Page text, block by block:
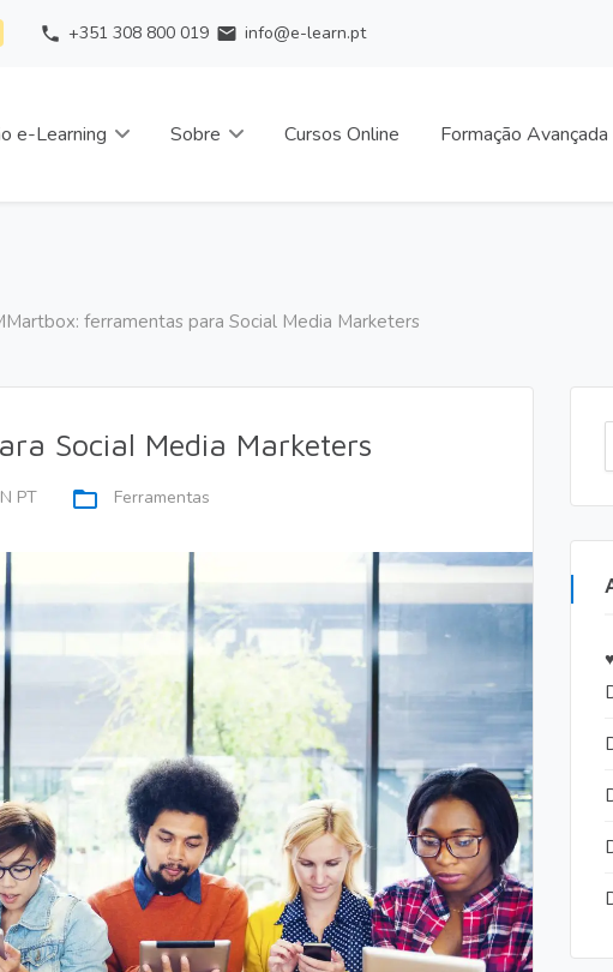
phone +351 308 800 019 email info@e-learn.pt
e-Learning Sobre Cursos Online Formação Avançada
ferramentas para Social Media Marketers
Social Media Marketers
PT folder_open Ferramentas